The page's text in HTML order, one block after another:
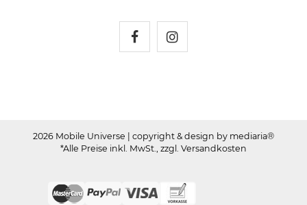
2026 Mobile Universe | copyright & design by mediaria®
*Alle Preise inkl. MwSt., zzgl. Versandkosten